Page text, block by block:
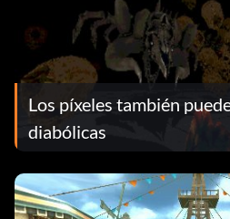
Los píxeles también
diabólicas